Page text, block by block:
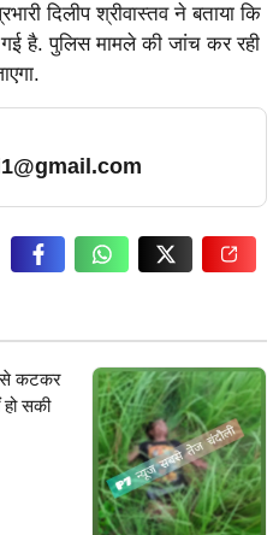
दिलीप श्रीवास्तव ने बताया कि
गई है. पुलिस मामले की जांच कर रही
… Read More
से कटकर
सकी